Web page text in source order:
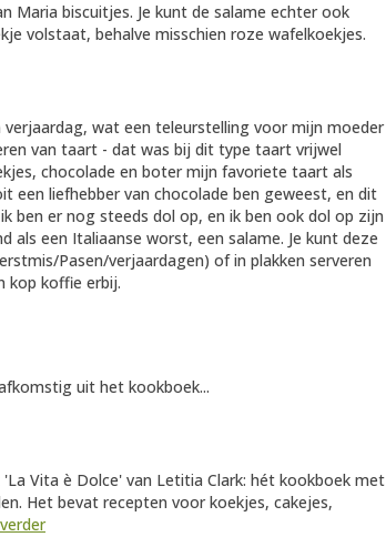
Maria biscuitjes. Je kunt de salame echter ook
volstaat, behalve misschien roze wafelkoekjes.
wat een teleurstelling voor mijn moeder
van taart - dat was bij dit type taart vrijwel
chocolade en boter mijn favoriete taart als
een liefhebber van chocolade ben geweest, en dit
ben er nog steeds dol op, en ik ben ook dol op zijn
een Italiaanse worst, een salame. Je kunt deze
Pasen/verjaardagen) of in plakken serveren
kop koffie erbij.
uit het kookboek...
Vita è Dolce' van Letitia Clark: hét kookboek met
Het bevat recepten voor koekjes, cakejes,